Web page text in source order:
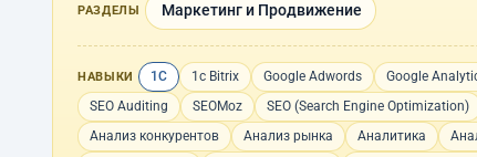
РАЗДЕЛЫ Маркетинг и Продвижение
НАВЫКИ 1С 1с Bitrix Google Adwords Google
SEO Auditing
SEOMoz SEO (Search Engine Optimization)
Анализ конкурентов
Анализ рынка Аналитика